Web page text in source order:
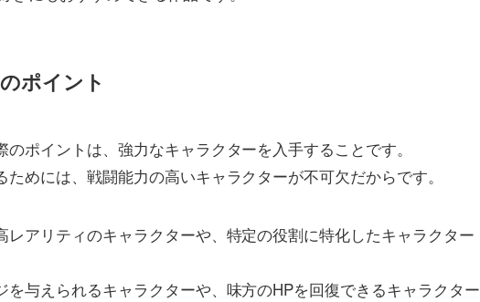
ポイント
ポイントは、強力なキャラクターを入手することです。
めには、戦闘能力の高いキャラクターが不可欠だからです。
アリティのキャラクターや、特定の役割に特化したキャラクター
与えられるキャラクターや、味方のHPを回復できるキャラクター